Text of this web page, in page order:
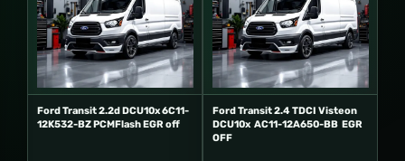
Ford Transit 2.2d DCU10x 6C11-
12K532-BZ PCMFlash EGR off
Ford Transit 2.4 TDCI Visteon
DCU10x AC11-12A650-BB EGR
OFF